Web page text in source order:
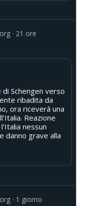
21 ore
Schengen verso
ribadita da
ora riceverà una
Reazione
nessun
danno grave alla
1 giorno